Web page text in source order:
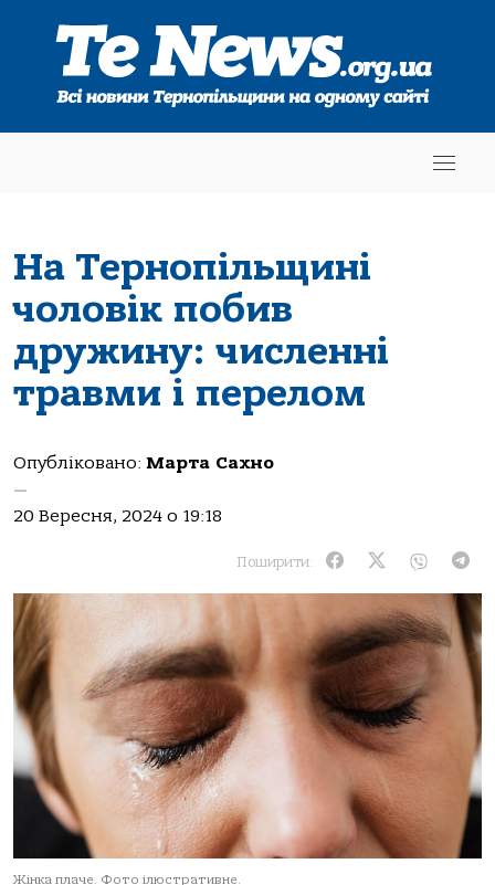
На Тернопільщині
чоловік побив
дружину: численні
травми і перелом
Опубліковано: Марта Сахно
—
20 Вересня, 2024 о 19:18
Поширити:
Жінка плаче. Фото ілюстративне.